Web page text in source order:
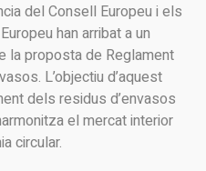
del Consell Europeu i els
han arribat a un
la proposta de Reglament
L’objectiu d’aquest
dels residus d’envasos
el mercat interior
circular.